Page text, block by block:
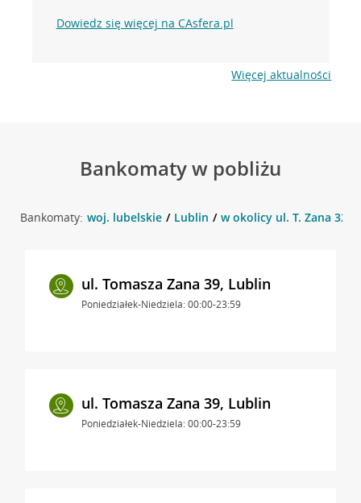
Dowiedz się więcej na CAsfera.pl
Więcej aktualności
Bankomaty w pobliżu
Bankomaty: woj. lubelskie Lublin w okolicy ul. T. Zana 32A
ul. Tomasza Zana 39, Lublin
Poniedziałek-Niedziela: 00:00-23:59
ul. Tomasza Zana 39, Lublin
Poniedziałek-Niedziela: 00:00-23:59